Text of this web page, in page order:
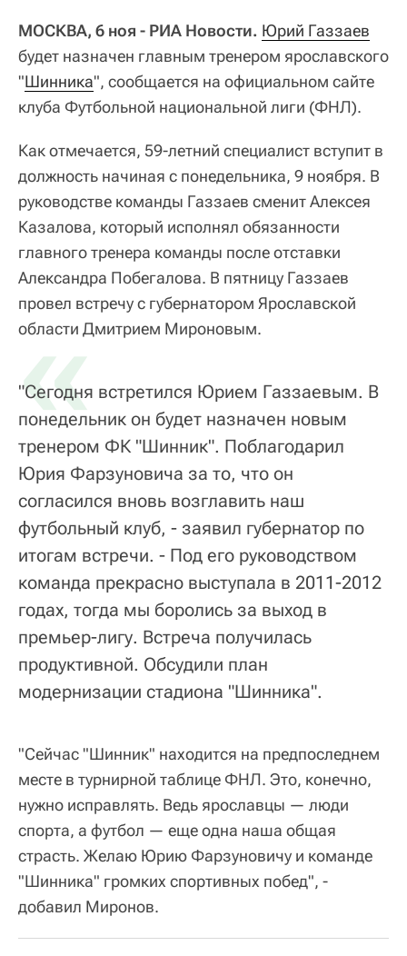
МОСКВА, 6 ноя - РИА Новости. Юрий Газзаев
будет назначен главным тренером ярославского
"Шинника", сообщается на официальном сайте
клуба Футбольной национальной лиги (ФНЛ).
Как отмечается, 59-летний специалист вступит в
должность начиная с понедельника, 9 ноября. В
руководстве команды Газзаев сменит Алексея
Казалова, который исполнял обязанности
главного тренера команды после отставки
Александра Побегалова. В пятницу Газзаев
провел встречу с губернатором Ярославской
области Дмитрием Мироновым.
«
"Сегодня встретился Юрием Газзаевым. В
понедельник он будет назначен новым
тренером ФК "Шинник". Поблагодарил
Юрия Фарзуновича за то, что он
согласился вновь возглавить наш
футбольный клуб, - заявил губернатор по
итогам встречи. - Под его руководством
команда прекрасно выступала в 2011-2012
годах, тогда мы боролись за выход в
премьер-лигу. Встреча получилась
продуктивной. Обсудили план
модернизации стадиона "Шинника".
"Сейчас "Шинник" находится на предпоследнем
месте в турнирной таблице ФНЛ. Это, конечно,
нужно исправлять. Ведь ярославцы — люди
спорта, а футбол — еще одна наша общая
страсть. Желаю Юрию Фарзуновичу и команде
"Шинника" громких спортивных побед", -
добавил Миронов.